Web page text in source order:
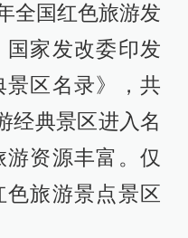
全国红色旅游发
国家发改委印发
景区名录》，共
经典景区进入名
资源丰富。仅
色旅游景点景区